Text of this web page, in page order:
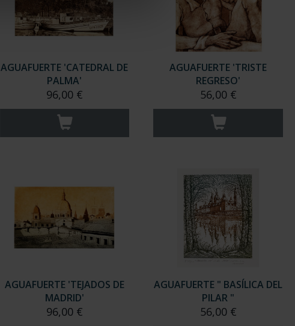
AGUAFUERTE 'CATEDRAL DE
PALMA'
96,00 €
AGUAFUERTE 'TRISTE
REGRESO'
56,00 €
AGUAFUERTE 'TEJADOS DE
MADRID'
96,00 €
AGUAFUERTE " BASÍLICA DEL
PILAR "
56,00 €